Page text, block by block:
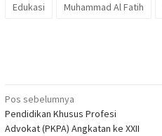
Edukasi Muhammad Al Fatih
Navigasi
pos
Pos sebelumnya
Pendidikan Khusus Profesi
Advokat (PKPA) Angkatan ke XXII